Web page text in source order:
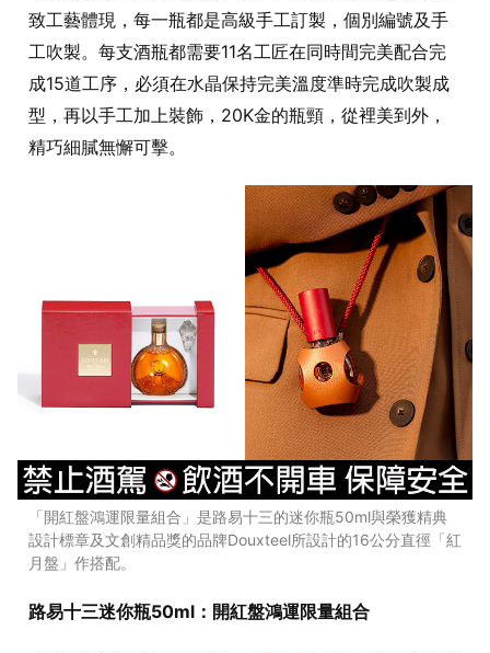
致工藝體現，每一瓶都是高級手工訂製，個別編號及手
工吹製。每支酒瓶都需要11名工匠在同時間完美配合完
成15道工序，必須在水晶保持完美溫度準時完成吹製成
型，再以手工加上裝飾，20K金的瓶頸，從裡美到外，
精巧細膩無懈可擊。
「開紅盤鴻運限量組合」是路易十三的迷你瓶50ml與榮獲精典
設計標章及文創精品獎的品牌Douxteel所設計的16公分直徑「紅
月盤」作搭配。
路易十三迷你瓶50ml：開紅盤鴻運限量組合